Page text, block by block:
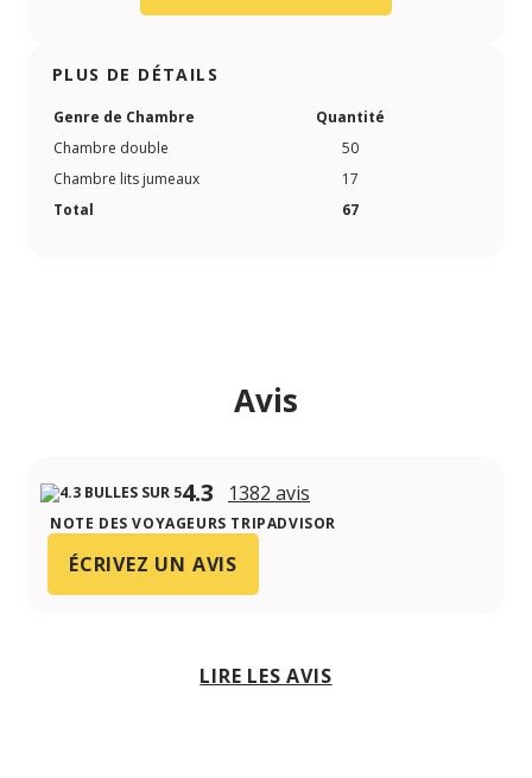
PLUS DE DÉTAILS
Genre de Chambre
Quantité
Chambre double
50
Chambre lits jumeaux
17
Total
67
Avis
4.3 1382 avis
NOTE DES VOYAGEURS TRIPADVISOR
ÉCRIVEZ UN AVIS
LIRE LES AVIS